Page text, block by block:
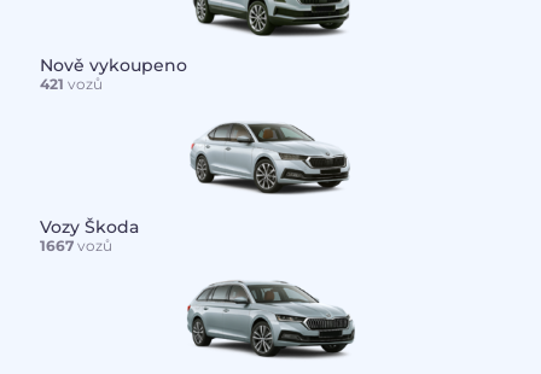
Nově vykoupeno
421 vozů
Vozy Škoda
1667vozů